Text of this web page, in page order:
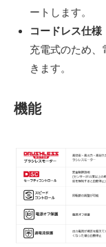
ートします。
コードレス仕様
充電式のため、
きます。
機能